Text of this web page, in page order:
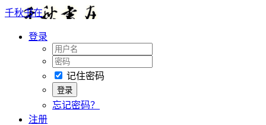
千秋书在
登录
记住密码
忘记密码？
注册